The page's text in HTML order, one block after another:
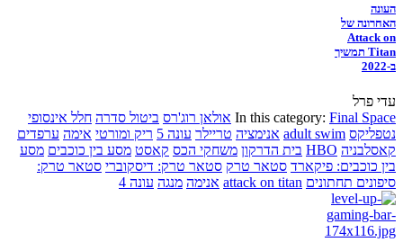
העונה
האחרונה של
Attack on
Titan תמשיך
ב-2022
עדי פרל
In this category: Final Space אולאן רוג'רס ביטול סדרה חלל אינסופי
נטפליקס adult swim אנימציה טריילר עונה 5 ריק ומורטי אימה ערפדים
קאסלבניה HBO בית הדרקון משחקי הכס קאסט מסע בין כוכבים מסע
בין כוכבים: פיקארד סטאר טרק סטאר טרק: דיסקוברי סטאר טרק:
סיפונים תחתונים attack on titan אנימה מנגה עונה 4